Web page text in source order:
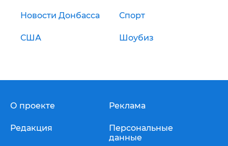
Новости Донбасса Спорт
США Шоубиз
О проекте
Редакция
Реклама
Персональные
данные